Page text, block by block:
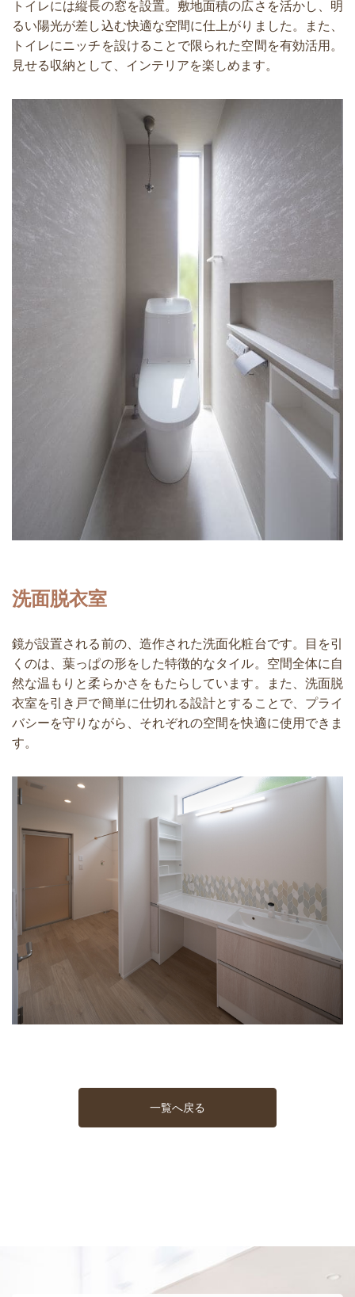
トイレには縦長の窓を設置。敷地面積の広さを活かし、明
るい陽光が差し込む快適な空間に仕上がりました。また、
トイレにニッチを設けることで限られた空間を有効活用。
見せる収納として、インテリアを楽しめます。
洗面脱衣室
鏡が設置される前の、造作された洗面化粧台です。目を引
くのは、葉っぱの形をした特徴的なタイル。空間全体に自
然な温もりと柔らかさをもたらしています。また、洗面脱
衣室を引き戸で簡単に仕切れる設計とすることで、プライ
バシーを守りながら、それぞれの空間を快適に使用できま
す。
一覧へ戻る